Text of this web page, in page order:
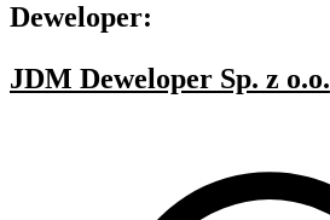
Deweloper:
JDM Deweloper Sp. z o.o.